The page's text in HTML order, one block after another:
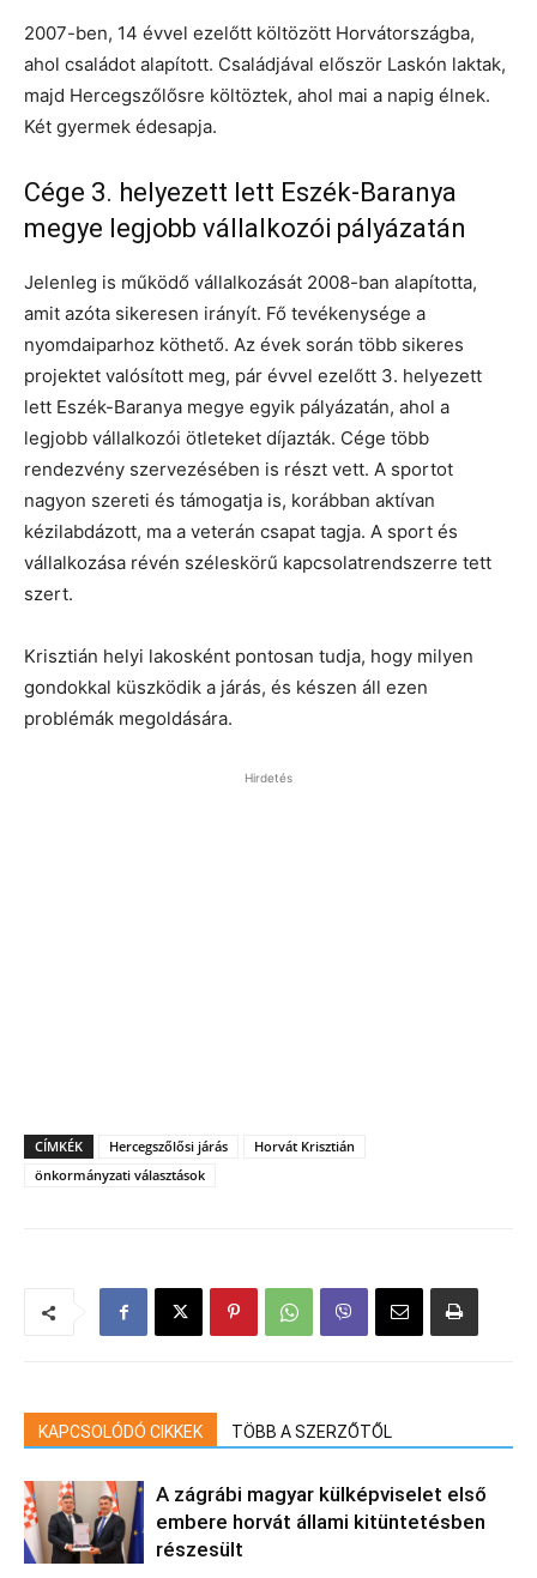
2007-ben, 14 évvel ezelőtt költözött Horvátországba,
ahol családot alapított. Családjával először Laskón laktak,
majd Hercegszőlősre költöztek, ahol mai a napig élnek.
Két gyermek édesapja.
Cége 3. helyezett lett Eszék-Baranya
megye legjobb vállalkozói pályázatán
Jelenleg is működő vállalkozását 2008-ban alapította,
amit azóta sikeresen irányít. Fő tevékenysége a
nyomdaiparhoz köthető. Az évek során több sikeres
projektet valósított meg, pár évvel ezelőtt 3. helyezett
lett Eszék-Baranya megye egyik pályázatán, ahol a
legjobb vállalkozói ötleteket díjazták. Cége több
rendezvény szervezésében is részt vett. A sportot
nagyon szereti és támogatja is, korábban aktívan
kézilabdázott, ma a veterán csapat tagja. A sport és
vállalkozása révén széleskörű kapcsolatrendszerre tett
szert.
Krisztián helyi lakosként pontosan tudja, hogy milyen
gondokkal küszködik a járás, és készen áll ezen
problémák megoldására.
Hirdetés
CÍMKÉK Hercegszőlősi járás
Horvát Krisztián
önkormányzati választások
KAPCSOLÓDÓ CIKKEK TÖBB A SZERZŐTŐL
A zágrábi magyar külképviselet első
embere horvát állami kitüntetésben
részesült